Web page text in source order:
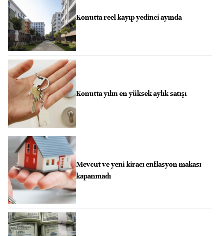
Konutta reel kayıp yedinci ayında
Konutta yılın en yüksek aylık satışı
Mevcut ve yeni kiracı enflasyon makası
kapanmadı